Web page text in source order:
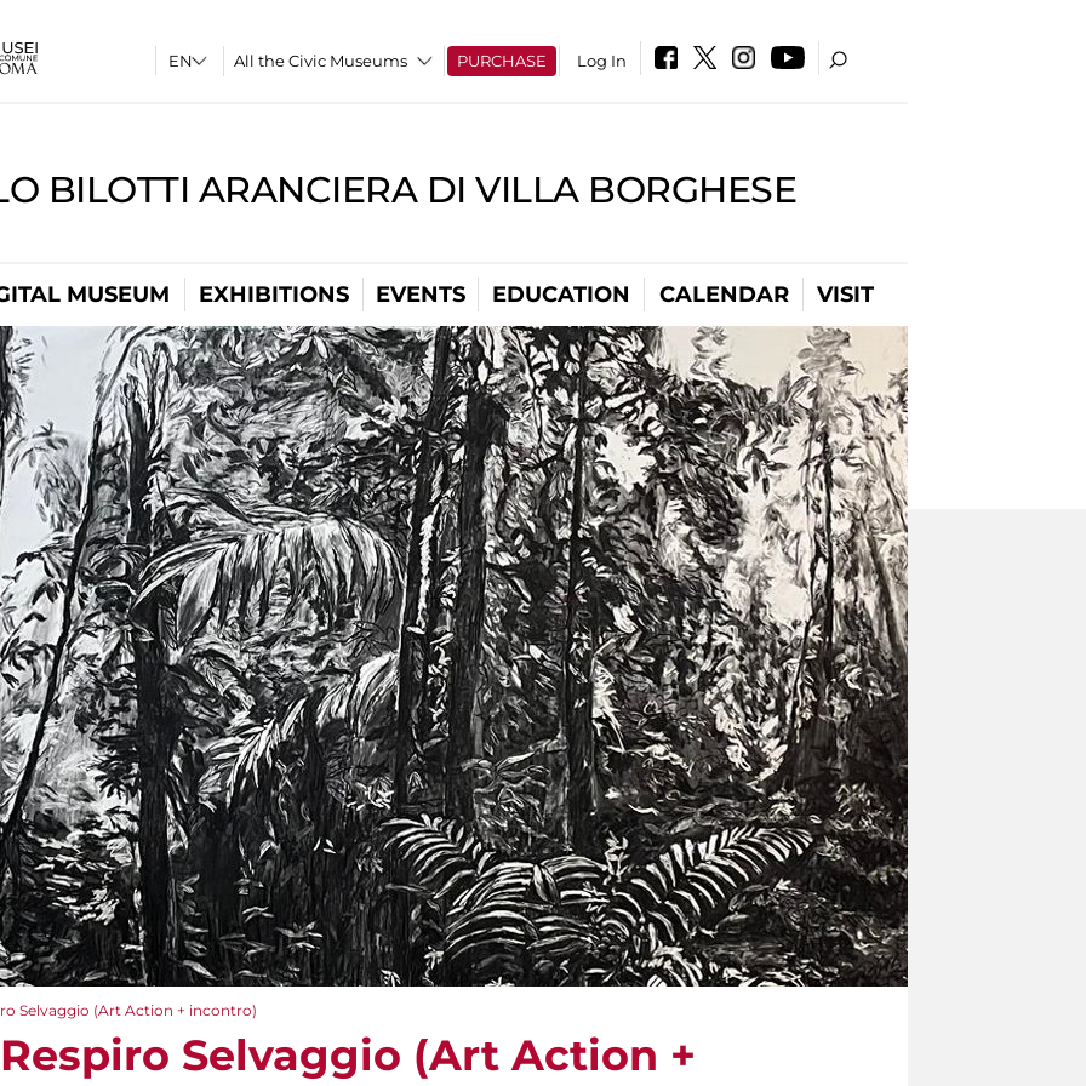
All the Civic Museums PURCHASE Log In
BILOTTI ARANCIERA DI VILLA BORGHESE
MUSEUM EXHIBITIONS EVENTS EDUCATION CALENDAR VISIT
Selvaggio (Art Action + incontro)
Selvaggio (Art Action +